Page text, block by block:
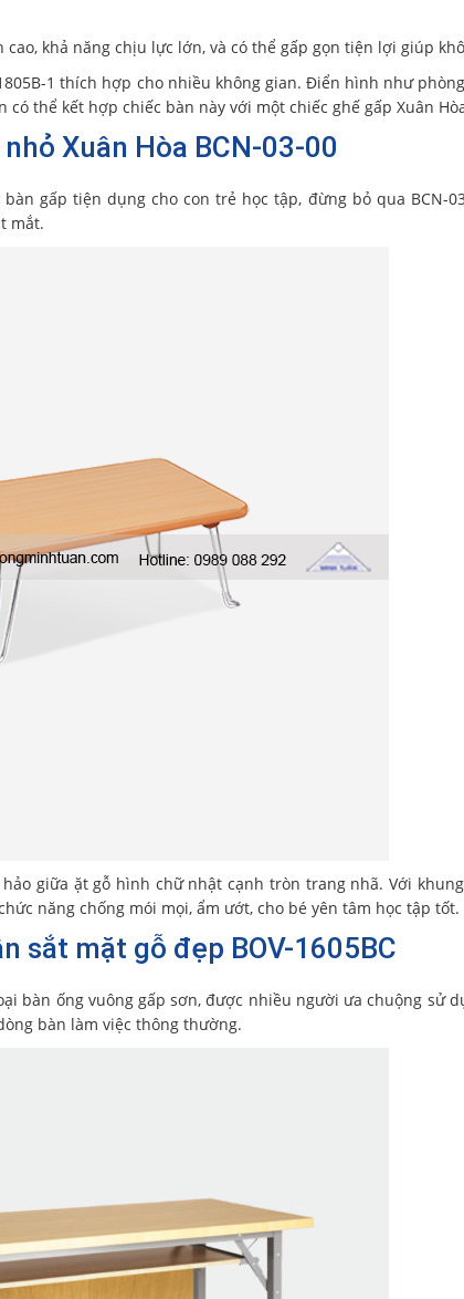
cao, khả năng chịu lực lớn, và có thể gấp gọn tiện lợi giúp
1 thích hợp cho nhiều không gian. Điển hình như
có thể kết hợp chiếc bàn này với một chiếc ghế gấp Xuân
Xuân Hòa BCN-03-00
gấp tiện dụng cho con trẻ học tập, đừng bỏ qua BCN-
mắt.
giữa ặt gỗ hình chữ nhật cạnh tròn trang nhã. Với
năng chống mói mọi, ẩm ướt, cho bé yên tâm học tập tốt.
sắt mặt gỗ đẹp BOV-1605BC
bàn ống vuông gấp sơn, được nhiều người ưa chuộng sử
bàn làm việc thông thường.